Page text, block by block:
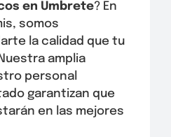
en Umbrete? En
somos
la calidad que tu
amplia
personal
garantizan que
en las mejores